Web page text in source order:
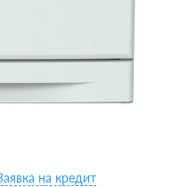
на кредит